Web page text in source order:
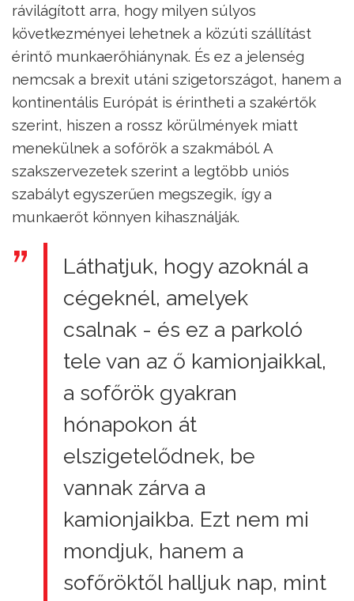
rávilágított arra, hogy milyen súlyos
következményei lehetnek a közúti szállítást
érintő munkaerőhiánynak. És ez a jelenség
nemcsak a brexit utáni szigetországot, hanem a
kontinentális Európát is érintheti a szakértők
szerint, hiszen a rossz körülmények miatt
menekülnek a sofőrök a szakmából. A
szakszervezetek szerint a legtöbb uniós
szabályt egyszerűen megszegik, így a
munkaerőt könnyen kihasználják.
Láthatjuk, hogy azoknál a
cégeknél, amelyek
csalnak - és ez a parkoló
tele van az ő kamionjaikkal,
a sofőrök gyakran
hónapokon át
elszigetelődnek, be
vannak zárva a
kamionjaikba. Ezt nem mi
mondjuk, hanem a
sofőröktől halljuk nap, mint